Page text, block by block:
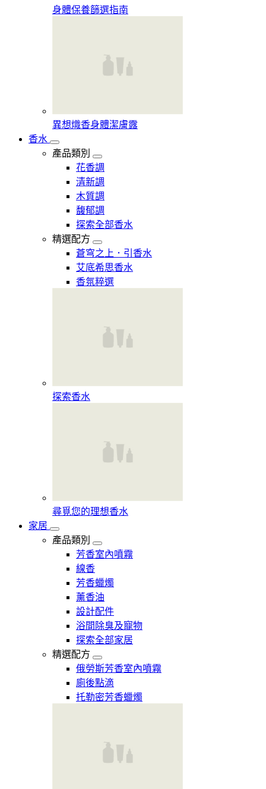
身體保養篩選指南
異想熾香身體潔膚露
香水
產品類別
花香調
清新調
木質調
馥郁調
探索全部香水
精選配方
蒼穹之上．引香水
艾底希思香水
香氛粹選
探索香水​
尋覓您的理想香水​
家居
產品類別
芳香室內噴霧
線香
芳香蠟燭
薰香油
設計配件
浴間除臭及寵物
探索全部家居
精選配方
俄勞斯芳香室內噴霧
廁後點滴
托勒密芳香蠟燭